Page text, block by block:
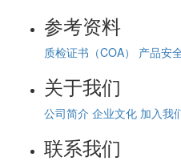
参考资料
质检证书（COA） 产品安
关于我们
公司简介 企业文化 加入我
联系我们